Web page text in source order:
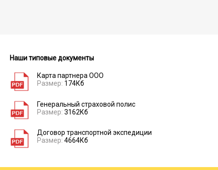
Наши типовые документы
Карта партнера ООО
Размер: 174Кб
Генеральный страховой полис
Размер: 3162Кб
Договор транспортной экспедиции
Размер: 4664Кб